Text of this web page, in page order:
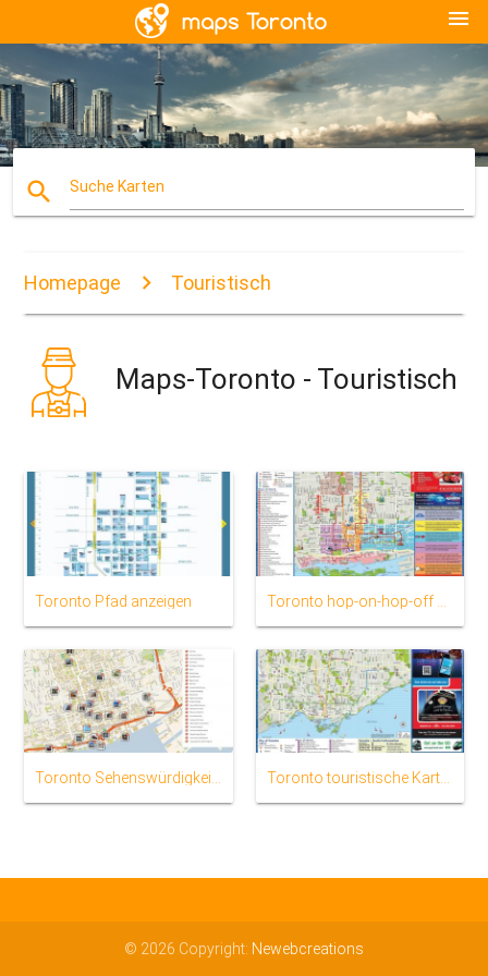
menu
search Suche Karten
Homepage Touristisch
Maps-Toronto - Touristisch
Toronto Pfad anzeigen
Toronto touristische Karte anzeigen
© 2026 Copyright: Newebcreations